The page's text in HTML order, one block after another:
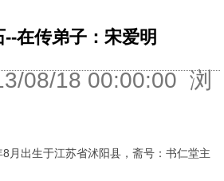
--在传弟子：宋爱明
08/18 00:00:00 浏
月出生于江苏省沭阳县，斋号：书仁堂主